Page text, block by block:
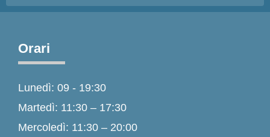
Orari
Lunedì: 09 - 19:30
Martedì: 11:30 – 17:30
Mercoledì: 11:30 – 20:00